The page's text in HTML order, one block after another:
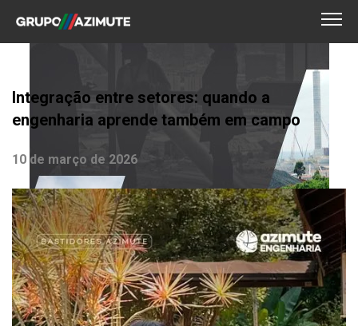
Integração entre setores: quando a
engenharia aprende também em campo
10 de março de 2026